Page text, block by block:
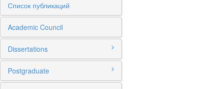
Список публикаций
Academic Council
Dissertations
Postgraduate